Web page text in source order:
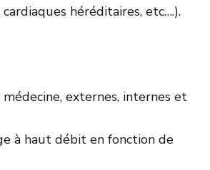
héréditaires, etc….).
externes, internes et
à haut débit en fonction de